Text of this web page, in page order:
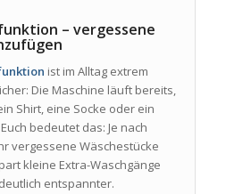
– vergessene
ist im Alltag extrem
Die Maschine läuft bereits,
Shirt, eine Socke oder ein
bedeutet das: Je nach
vergessene Wäschestücke
kleine Extra-Waschgänge
entspannter.